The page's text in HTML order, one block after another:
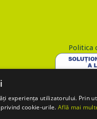
Politica
values+='action=accept-
experiența utilizatorului. Prin
cookie-urile.Află mai